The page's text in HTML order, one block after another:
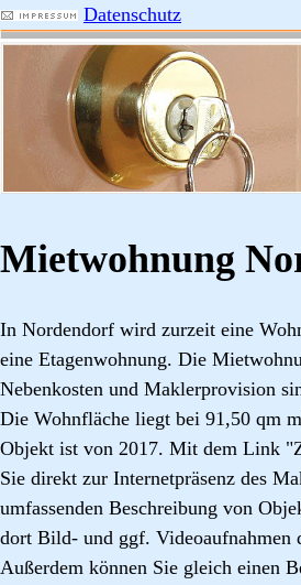
Datenschutz
Mietwohnung
In Nordendorf wird zurzeit eine
eine Etagenwohnung. Die
Nebenkosten und Maklerprovision
Die Wohnfläche liegt bei 91,50 qm
Objekt ist von 2017. Mit dem Link
Sie direkt zur Internetpräsenz des
umfassenden Beschreibung von
dort Bild- und ggf. Videoaufnahmen
Außerdem können Sie gleich einen